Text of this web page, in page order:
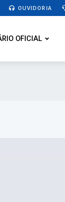
OUVIDORIA
OFICIAL